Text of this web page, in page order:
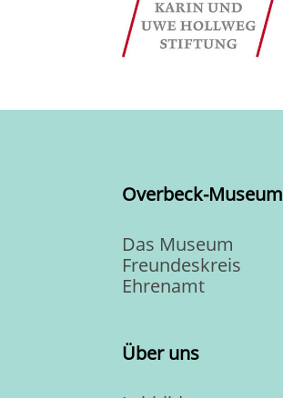
Overbeck-Museum
Das Museum
Freundeskreis
Ehrenamt
Über uns